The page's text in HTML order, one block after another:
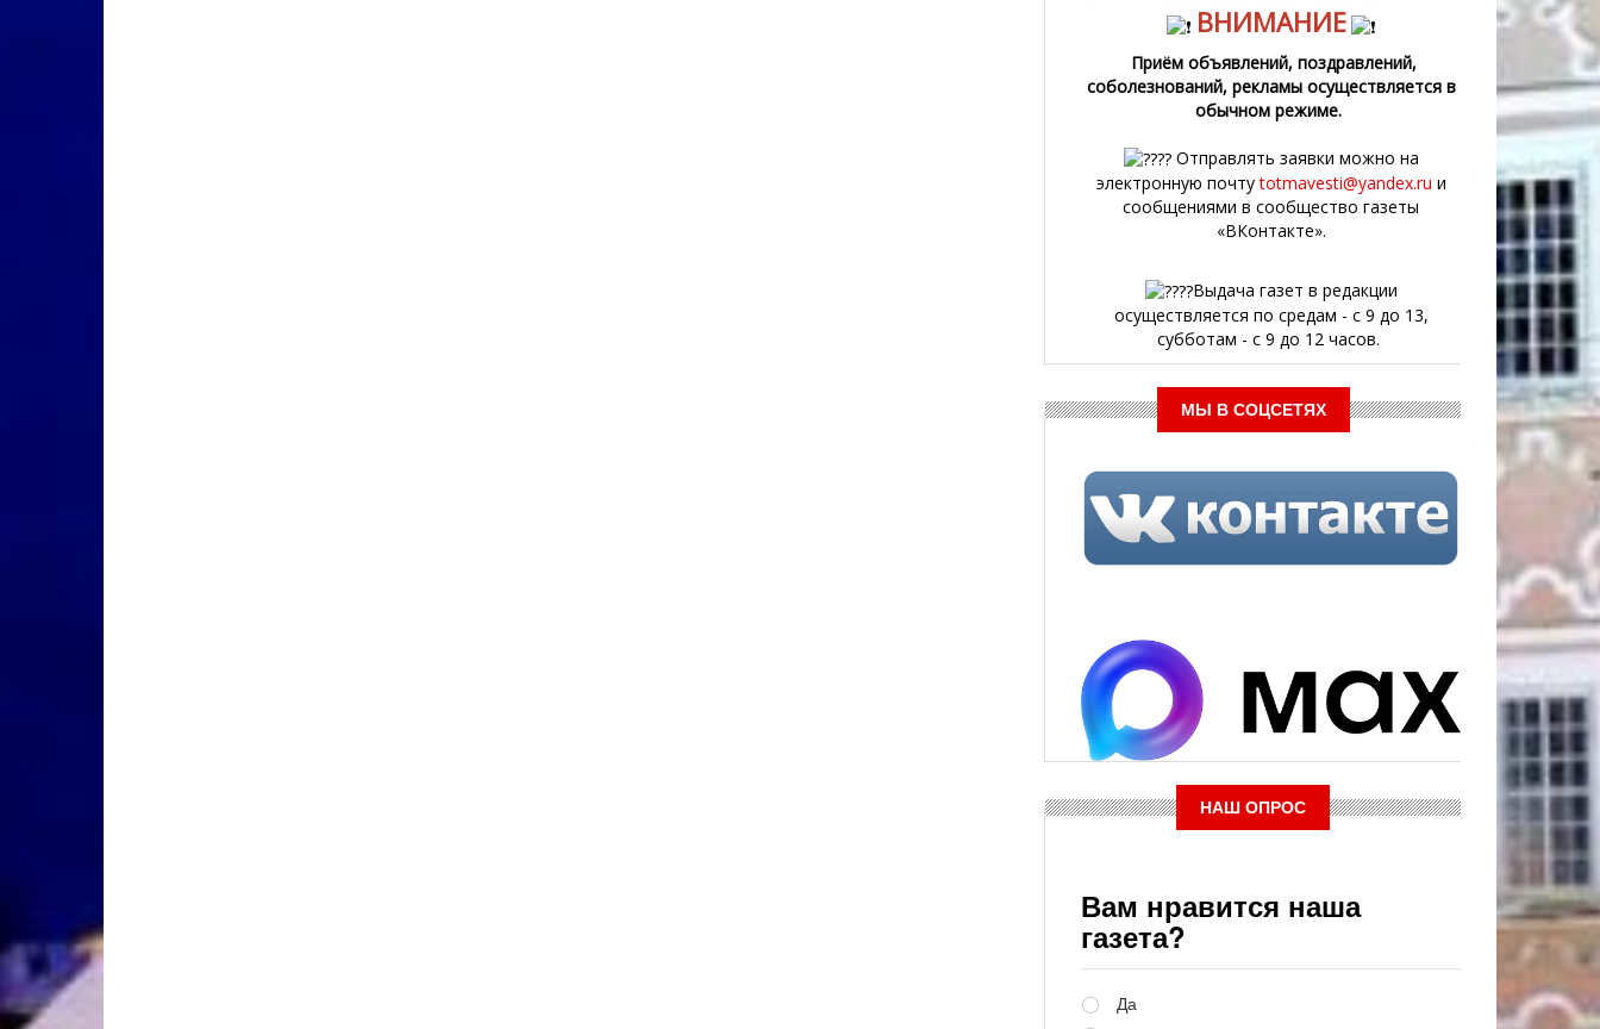
ВНИМАНИЕ
Приём объявлений, поздравлений,
соболезнований, рекламы осуществляется в
обычном режиме.
Отправлять заявки можно на
электронную почтуtotmavesti@yandex.ru и
сообщениями в сообщество газеты
«ВКонтакте».
Выдача газет в редакции
осуществляется по средам - с 9 до 13,
субботам - с 9 до 12 часов.
МЫ В СОЦСЕТЯХ
НАШ ОПРОС
Вам нравится наша
газета?
Да